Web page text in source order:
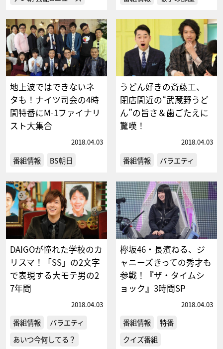
地上波ではできないネ
タも！ナイツ司会の4時
間特番にM-1ファイナリ
スト大集合
2018.04.03
番組情報 BS朝日
うどん好きの斎藤工、
閉店間近の“武蔵野うど
ん”の旨さ＆歯ごたえに
驚嘆！
2018.04.03
番組情報 バラエティ
DAIGOが憧れた学校のカ
リスマ！「SS」の2文字
で表現する大モテ男の2
7年間
2018.04.03
番組情報
バラエティ
あいつ今何してる？
欅坂46・長濱ねる、ジ
ャニーズきっての秀才も
参戦！『ザ・タイムシ
ョック』3時間SP
2018.04.03
番組情報
特番
クイズ番組